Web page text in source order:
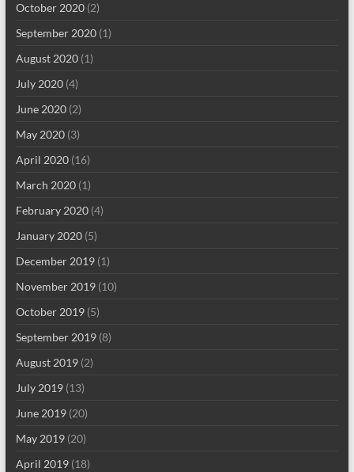
October 2020(2)
September 2020(1)
August 2020(1)
July 2020(4)
June 2020(2)
May 2020(3)
April 2020(16)
March 2020(1)
February 2020(4)
January 2020(5)
December 2019(1)
November 2019(10)
October 2019(5)
September 2019(8)
August 2019(2)
July 2019(13)
June 2019(20)
May 2019(20)
April 2019(18)